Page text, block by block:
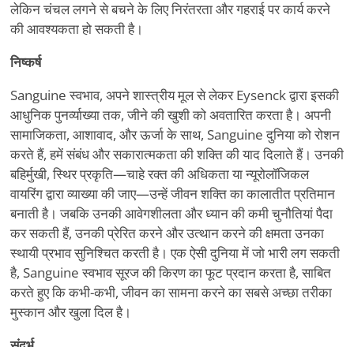
लेकिन चंचल लगने से बचने के लिए निरंतरता और गहराई पर कार्य करने
की आवश्यकता हो सकती है।
निष्कर्ष
Sanguine स्वभाव, अपने शास्त्रीय मूल से लेकर Eysenck द्वारा इसकी
आधुनिक पुनर्व्याख्या तक, जीने की खुशी को अवतारित करता है। अपनी
सामाजिकता, आशावाद, और ऊर्जा के साथ, Sanguine दुनिया को रोशन
करते हैं, हमें संबंध और सकारात्मकता की शक्ति की याद दिलाते हैं। उनकी
बहिर्मुखी, स्थिर प्रकृति—चाहे रक्त की अधिकता या न्यूरोलॉजिकल
वायरिंग द्वारा व्याख्या की जाए—उन्हें जीवन शक्ति का कालातीत प्रतिमान
बनाती है। जबकि उनकी आवेगशीलता और ध्यान की कमी चुनौतियां पैदा
कर सकती हैं, उनकी प्रेरित करने और उत्थान करने की क्षमता उनका
स्थायी प्रभाव सुनिश्चित करती है। एक ऐसी दुनिया में जो भारी लग सकती
है, Sanguine स्वभाव सूरज की किरण का फूट प्रदान करता है, साबित
करते हुए कि कभी-कभी, जीवन का सामना करने का सबसे अच्छा तरीका
मुस्कान और खुला दिल है।